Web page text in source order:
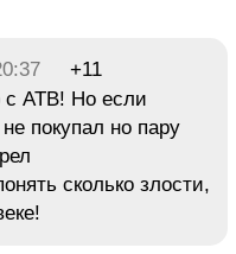
+11
с АТВ! Но если
покупал но пару
сколько злости,